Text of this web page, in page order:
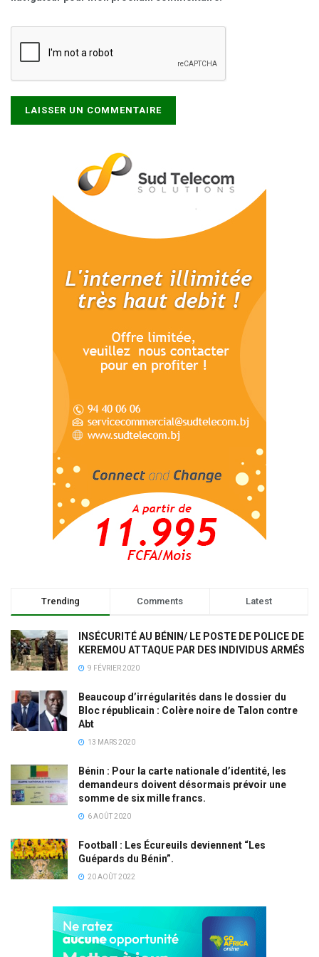
Trending Comments Latest
INSÉCURITÉ AU BÉNIN/ LE POSTE DE POLICE DE
KEREMOU ATTAQUE PAR DES INDIVIDUS ARMÉS
9 FÉVRIER 2020
Beaucoup d’irrégularités dans le dossier du
Bloc républicain : Colère noire de Talon contre
Abt
13 MARS 2020
Bénin : Pour la carte nationale d’identité, les
demandeurs doivent désormais prévoir une
somme de six mille francs.
6 AOÛT 2020
Football : Les Écureuils deviennent “Les
Guépards du Bénin”.
20 AOÛT 2022